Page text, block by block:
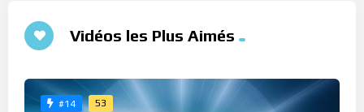
Vidéos les Plus Aimés
#14 53